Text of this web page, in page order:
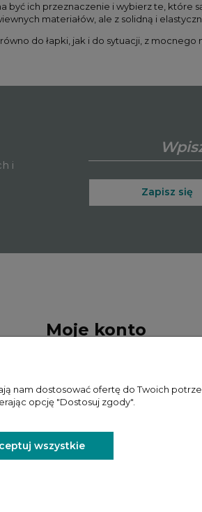
być ich przeznaczenie i wybierz te,
materiałów, ale z solidną i
do łapki, jak i do sytuacji, z
i
Zapisz się
Moje konto
Zwroty i reklamacje
Ustawienia konta
nam dostosować ofertę do Twoich
opcję "Dostosuj zgody".
wszystkie